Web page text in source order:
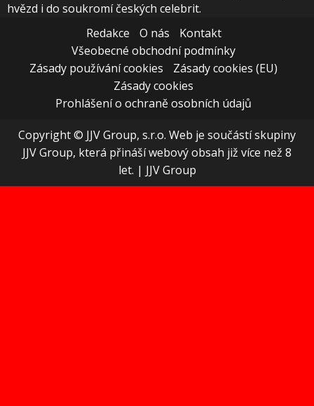
hvězd i do soukromí českých celebrit.
Redakce
O nás
Kontakt
Všeobecné obchodní podmínky
Zásady používání cookies
Zásady cookies (EU)
Zásady cookies
Prohlášení o ochraně osobních údajů
Copyright © JJV Group, s.r.o. Web je součástí skupiny
JJV Group, která přináší webový obsah již více než 8
let. | JJV Group